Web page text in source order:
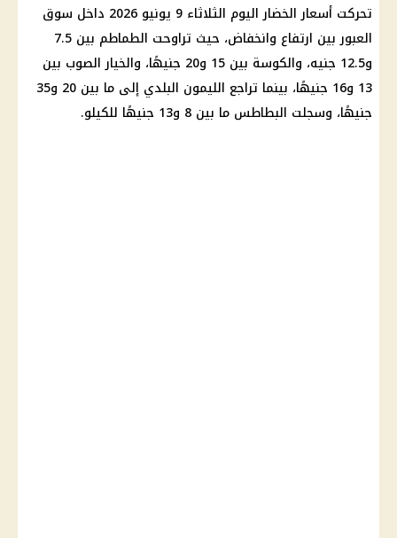
تحركت أسعار الخضار اليوم الثلاثاء 9 يونيو 2026 داخل سوق
العبور بين ارتفاع وانخفاض، حيث تراوحت الطماطم بين 7.5
و12.5 جنيه، والكوسة بين 15 و20 جنيهًا، والخيار الصوب بين
13 و16 جنيهًا، بينما تراجع الليمون البلدي إلى ما بين 20 و35
جنيهًا، وسجلت البطاطس ما بين 8 و13 جنيهًا للكيلو.